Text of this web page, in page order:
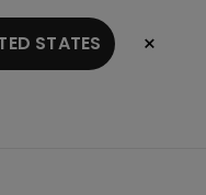
STATES ×